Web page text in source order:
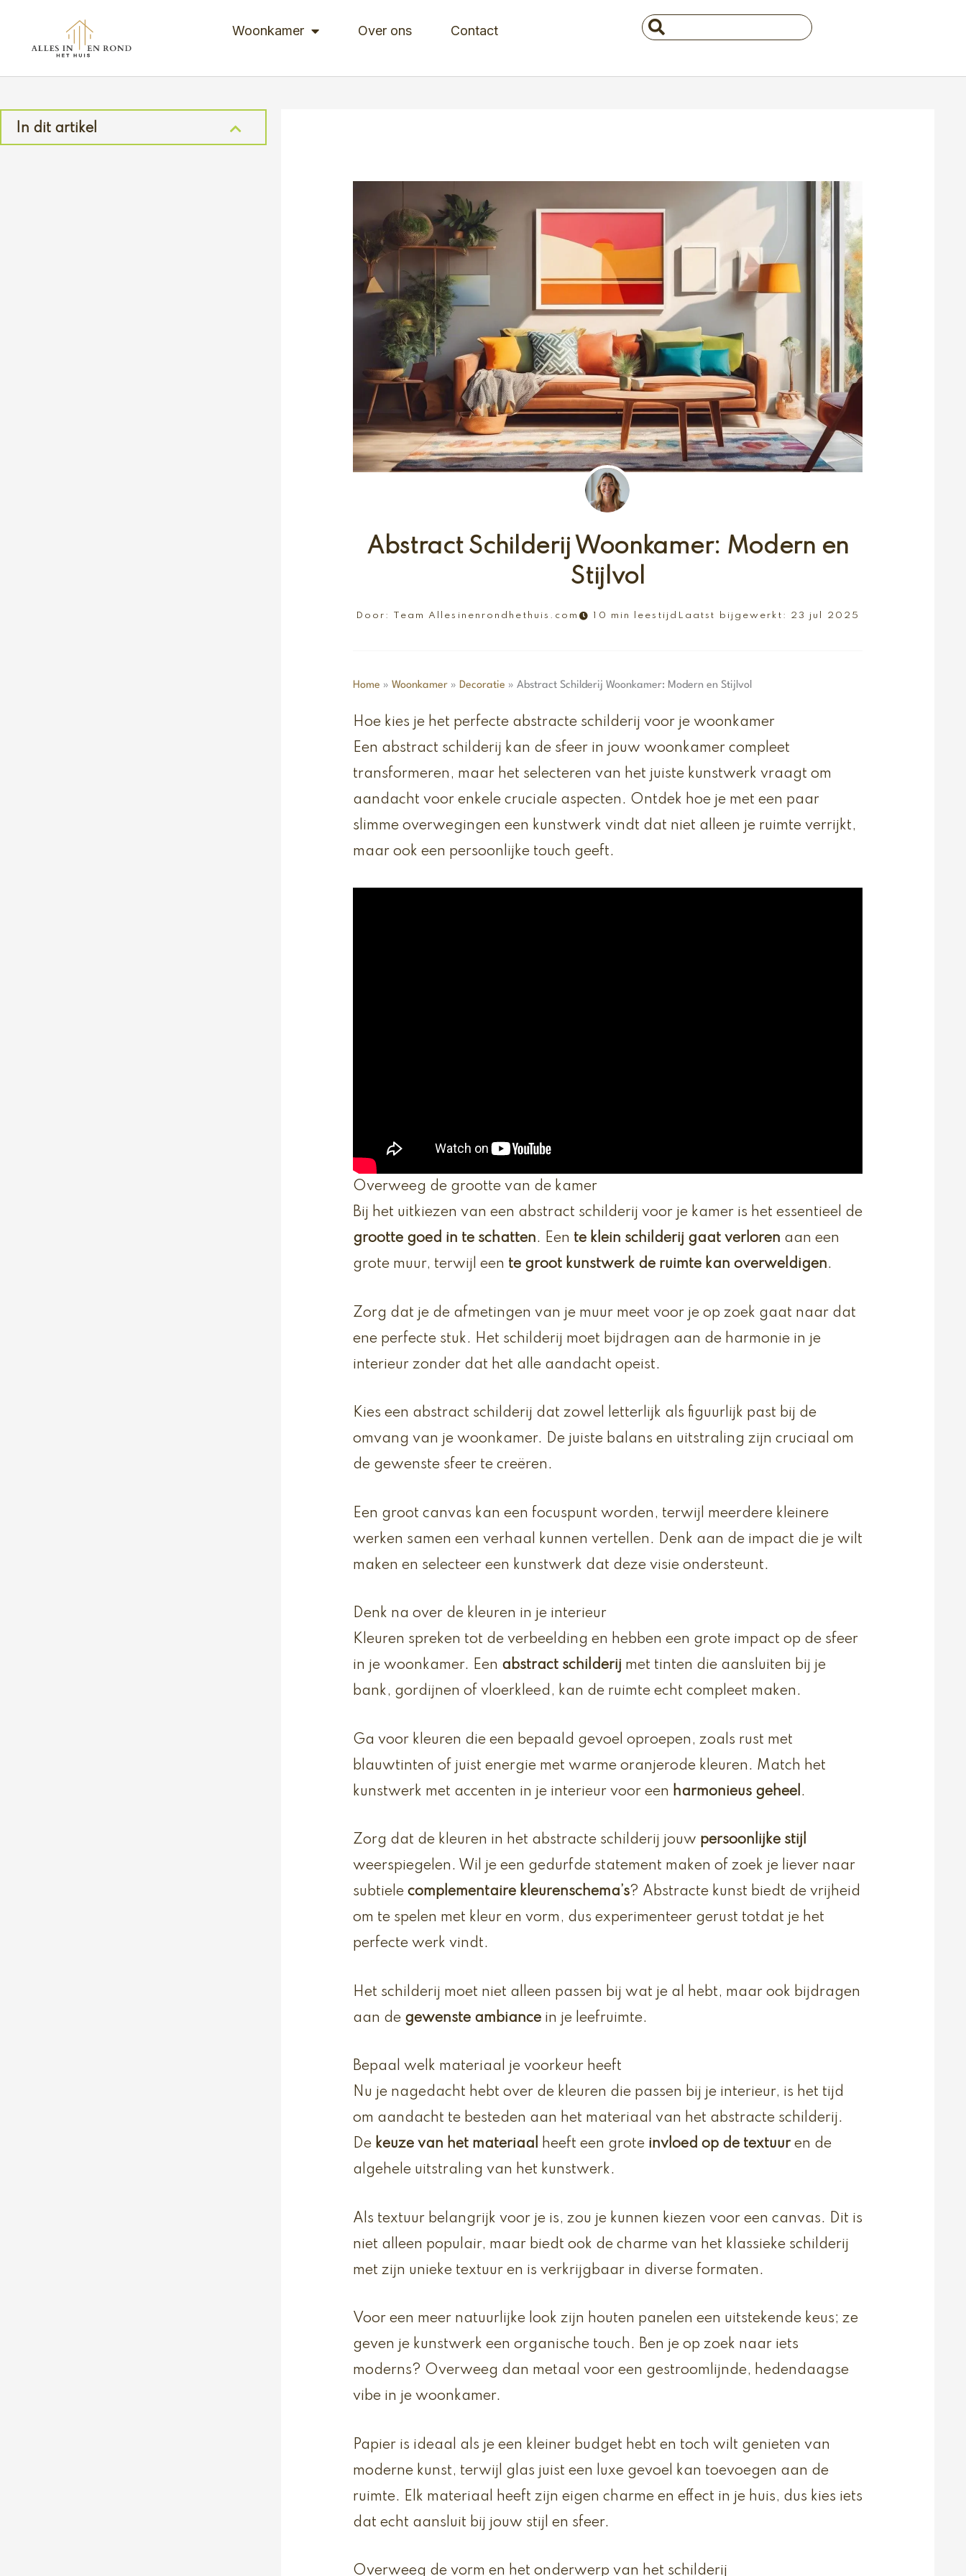
Woonkamer Over ons Contact
Search
...
In dit artikel
Abstract Schilderij Woonkamer: Modern en
Stijlvol
Door: Team Allesinenrondhethuis.com 10 min leestijd Laatst bijgewerkt: 23 jul 2025
Home » Woonkamer » Decoratie » Abstract Schilderij Woonkamer: Modern en Stijlvol
Hoe kies je het perfecte abstracte schilderij voor je woonkamer
Een abstract schilderij kan de sfeer in jouw woonkamer compleet
transformeren, maar het selecteren van het juiste kunstwerk vraagt om
aandacht voor enkele cruciale aspecten. Ontdek hoe je met een paar
slimme overwegingen een kunstwerk vindt dat niet alleen je ruimte verrijkt,
maar ook een persoonlijke touch geeft.
Overweeg de grootte van de kamer
Bij het uitkiezen van een abstract schilderij voor je kamer is het essentieel de
grootte goed in te schatten. Een te klein schilderij gaat verloren aan een
grote muur, terwijl een te groot kunstwerk de ruimte kan overweldigen.
Zorg dat je de afmetingen van je muur meet voor je op zoek gaat naar dat
ene perfecte stuk. Het schilderij moet bijdragen aan de harmonie in je
interieur zonder dat het alle aandacht opeist.
Kies een abstract schilderij dat zowel letterlijk als figuurlijk past bij de
omvang van je woonkamer. De juiste balans en uitstraling zijn cruciaal om
de gewenste sfeer te creëren.
Een groot canvas kan een focuspunt worden, terwijl meerdere kleinere
werken samen een verhaal kunnen vertellen. Denk aan de impact die je wilt
maken en selecteer een kunstwerk dat deze visie ondersteunt.
Denk na over de kleuren in je interieur
Kleuren spreken tot de verbeelding en hebben een grote impact op de sfeer
in je woonkamer. Een abstract schilderij met tinten die aansluiten bij je
bank, gordijnen of vloerkleed, kan de ruimte echt compleet maken.
Ga voor kleuren die een bepaald gevoel oproepen, zoals rust met
blauwtinten of juist energie met warme oranjerode kleuren. Match het
kunstwerk met accenten in je interieur voor een harmonieus geheel .
Zorg dat de kleuren in het abstracte schilderij jouw persoonlijke stijl
weerspiegelen. Wil je een gedurfde statement maken of zoek je liever naar
subtiele complementaire kleurenschema’s? Abstracte kunst biedt de vrijheid
om te spelen met kleur en vorm, dus experimenteer gerust totdat je het
perfecte werk vindt.
Het schilderij moet niet alleen passen bij wat je al hebt, maar ook bijdragen
aan de gewenste ambiance in je leefruimte.
Bepaal welk materiaal je voorkeur heeft
Nu je nagedacht hebt over de kleuren die passen bij je interieur, is het tijd
om aandacht te besteden aan het materiaal van het abstracte schilderij.
De keuze van het materiaal heeft een grote invloed op de textuuren de
algehele uitstraling van het kunstwerk.
Als textuur belangrijk voor je is, zou je kunnen kiezen voor een canvas. Dit is
niet alleen populair, maar biedt ook de charme van het klassieke schilderij
met zijn unieke textuur en is verkrijgbaar in diverse formaten.
Voor een meer natuurlijke look zijn houten panelen een uitstekende keus; ze
geven je kunstwerk een organische touch. Ben je op zoek naar iets
moderns? Overweeg dan metaal voor een gestroomlijnde, hedendaagse
vibe in je woonkamer.
Papier is ideaal als je een kleiner budget hebt en toch wilt genieten van
moderne kunst, terwijl glas juist een luxe gevoel kan toevoegen aan de
ruimte. Elk materiaal heeft zijn eigen charme en effect in je huis, dus kies iets
dat echt aansluit bij jouw stijl en sfeer.
Overweeg de vorm en het onderwerp van het schilderij